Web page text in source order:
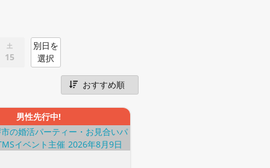
土
15
別日を
選択
男性先行中!